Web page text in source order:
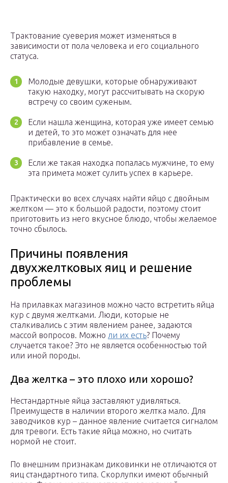
Трактование суеверия может изменяться в
зависимости от пола человека и его социального
статуса.
Молодые девушки, которые обнаруживают
такую находку, могут рассчитывать на скорую
встречу со своим суженым.
Если нашла женщина, которая уже имеет семью
и детей, то это может означать для нее
прибавление в семье.
Если же такая находка попалась мужчине, то ему
эта примета может сулить успех в карьере.
Практически во всех случаях найти яйцо с двойным
желтком — это к большой радости, поэтому стоит
приготовить из него вкусное блюдо, чтобы желаемое
точно сбылось.
Причины появления
двухжелтковых яиц и решение
проблемы
На прилавках магазинов можно часто встретить яйца
кур с двумя желтками. Люди, которые не
сталкивались с этим явлением ранее, задаются
массой вопросов. Можно ли их есть? Почему
случается такое? Это не является особенностью той
или иной породы.
Два желтка – это плохо или хорошо?
Нестандартные яйца заставляют удивляться.
Преимуществ в наличии второго желтка мало. Для
заводчиков кур – данное явление считается сигналом
для тревоги. Есть такие яйца можно, но считать
нормой не стоит.
По внешним признакам диковинки не отличаются от
яиц стандартного типа. Скорлупки имеют обычный